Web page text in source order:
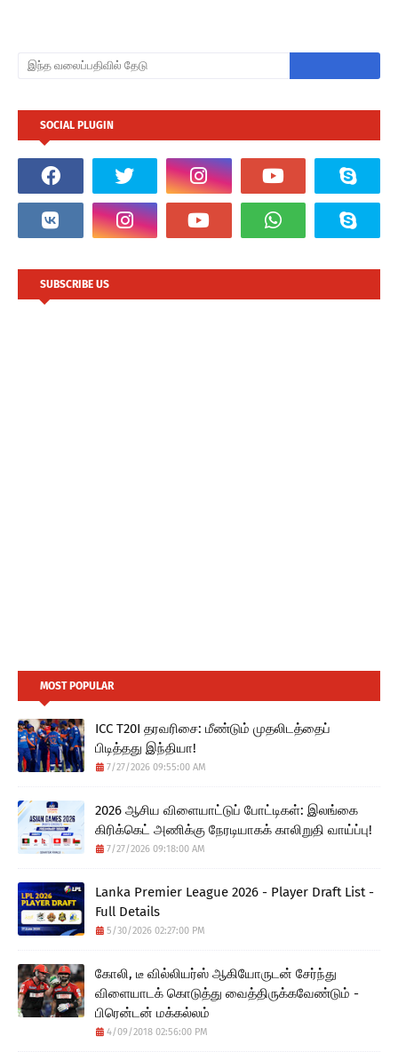
SOCIAL PLUGIN
SUBSCRIBE US
MOST POPULAR
ICC T20I தரவரிசை: மீண்டும் முதலிடத்தைப்
பிடித்தது இந்தியா!
7/27/2026 09:55:00 AM
2026 ஆசிய விளையாட்டுப் போட்டிகள்: இலங்கை
கிரிக்கெட் அணிக்கு நேரடியாகக் காலிறுதி வாய்ப்பு!
7/27/2026 09:18:00 AM
Lanka Premier League 2026 - Player Draft List -
Full Details
5/30/2026 02:27:00 PM
கோலி, டீ வில்லியர்ஸ் ஆகியோருடன் சேர்ந்து
விளையாடக் கொடுத்து வைத்திருக்கவேண்டும் -
பிரென்டன் மக்கல்லம்
4/09/2018 02:56:00 PM